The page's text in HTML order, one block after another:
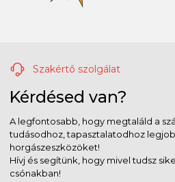
Szakértő szolgálat
Kérdésed van?
A legfontosabb, hogy megtaláld a
tudásodhoz, tapasztalatodhoz
horgászeszközöket!
Hívj és segítünk, hogy mivel tudsz
csónakban!